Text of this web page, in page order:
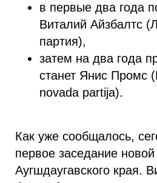
в первые два года
Виталий Айзбалтс
партия),
затем на два года
станет Янис Промс
novada partija).
Как уже сообщалось,
первое заседание
Аугшдаугавского края.